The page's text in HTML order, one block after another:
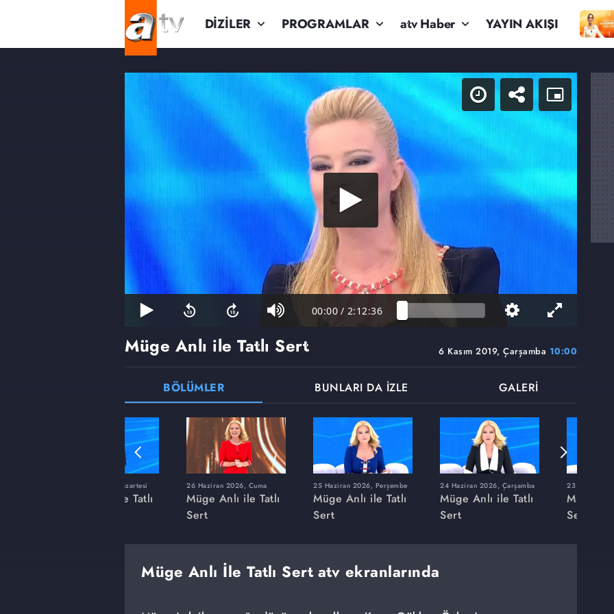
DİZİLER PROGRAMLAR atv Haber YAYIN AKIŞI
00:00 / 2:12:36
6 Kasım 2019, Çarşamba 10:00
Müge Anlı ile Tatlı Sert
BÖLÜMLER BUNLARI DA İZLE GALERİ
8 Haziran 2026, Pazartesi
Müge Anlı ile Tatlı
26 Haziran 2026, Cuma
Müge Anlı ile Tatlı
Sert
25 Haziran 2026, Perşembe
Müge Anlı ile Tatlı
Sert
24 Haziran 2026, Çarşamba
Müge Anlı ile Tatlı
Sert
23 Haziran
Müge
Sert
Müge Anlı İle Tatlı Sert atv ekranlarında